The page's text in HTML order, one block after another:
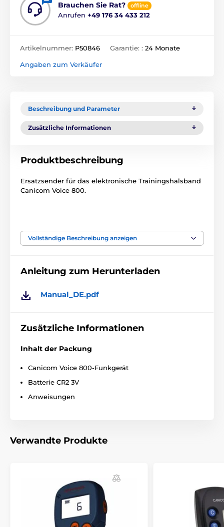
Brauchen Sie Rat? offline
Anrufen +49 176 34 433 212
Artikelnummer: P50846 Garantie: : 24 Monate
Angaben zum Verkäufer
Beschreibung und Parameter
Zusätzliche Informationen
Produktbeschreibung
Ersatzsender für das elektronische Trainingshalsband
Canicom Voice 800.
gekauftem Canicom-Zubehör kompatibel. Wenn Sie
bei uns Zubehör für Artikel kaufen, die Sie bereits
unterschiedlichen Frequenzen.
Num´Axes
Vollständige Beschreibung anzeigen
Anleitung zum Herunterladen
Manual_DE.pdf
Zusätzliche Informationen
Inhalt der Packung
Canicom Voice 800-Funkgerät
Batterie CR2 3V
Anweisungen
Verwandte Produkte